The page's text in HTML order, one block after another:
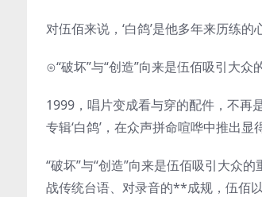
对伍佰来说，‘白鸽’是他多年来历练
⊙“破坏”与“创造”向来是伍佰吸引大众
1999，唱片变成看与穿的配件，不再
专辑‘白鸽’，在众声拼命喧哗中推出显
“破坏”与“创造”向来是伍佰吸引大众
战传统台语、对录音的**成规，伍佰